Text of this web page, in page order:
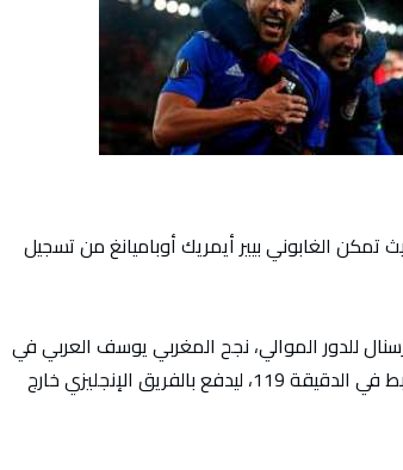
تمكن الغابوني بيير أيمريك أوباميانغ من تسجيل
للدور الموالي، نجح المغربي يوسف العربي في
تسجيل “هدف قاتل”، جاء في آخر أنفاس المباراة وبالضبط في الدقيقة 119، ليدفع بالفريق الإنجليزي خارج